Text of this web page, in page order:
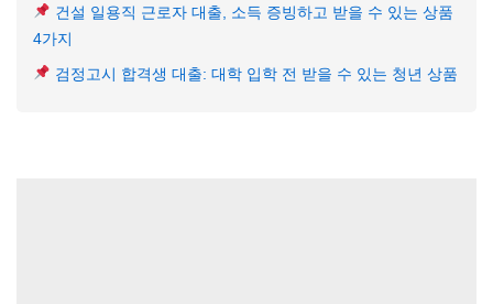
건설 일용직 근로자 대출, 소득 증빙하고 받을 수 있는 상품
4가지
검정고시 합격생 대출: 대학 입학 전 받을 수 있는 청년 상품